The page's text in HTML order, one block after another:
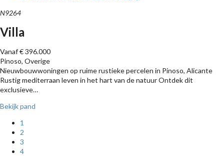
N9264
Villa
Vanaf € 396.000
Pinoso, Overige
Nieuwbouwwoningen op ruime rustieke percelen in Pinoso, Alicante
Rustig mediterraan leven in het hart van de natuur Ontdek dit
exclusieve…
Bekijk pand
1
2
3
4